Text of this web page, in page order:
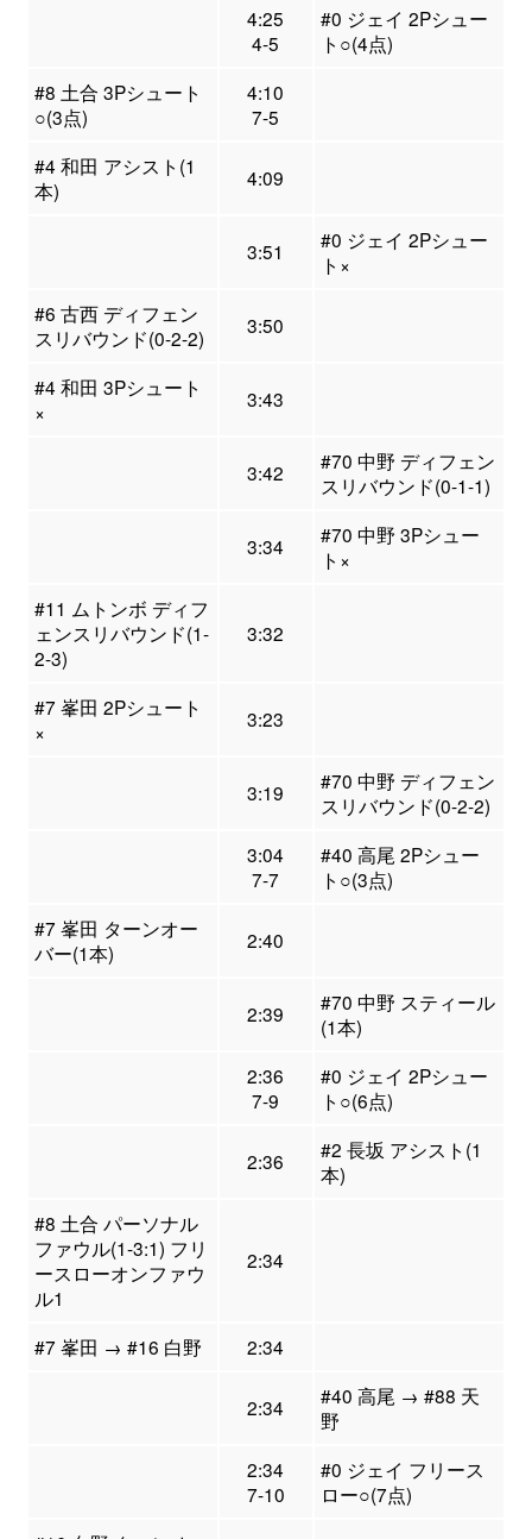
4:25
4-5
#0 ジェイ 2Pシュー
ト○(4点)
#8 土合 3Pシュート
○(3点)
4:10
7-5
#4 和田 アシスト(1
本)
4:09
3:51
#0 ジェイ 2Pシュー
ト×
#6 古西 ディフェン
スリバウンド(0-2-2)
3:50
#4 和田 3Pシュート
×
3:43
3:42
#70 中野 ディフェン
スリバウンド(0-1-1)
3:34
#70 中野 3Pシュー
ト×
#11 ムトンボ ディフ
ェンスリバウンド(1-
2-3)
3:32
#7 峯田 2Pシュート
×
3:23
3:19
#70 中野 ディフェン
スリバウンド(0-2-2)
3:04
7-7
#40 高尾 2Pシュー
ト○(3点)
#7 峯田 ターンオー
バー(1本)
2:40
2:39
#70 中野 スティール
(1本)
2:36
7-9
#0 ジェイ 2Pシュー
ト○(6点)
2:36
#2 長坂 アシスト(1
本)
#8 土合 パーソナル
ファウル(1-3:1) フリ
ースローオンファウ
ル1
2:34
#7 峯田 → #16 白野 2:34
2:34
#40 高尾 → #88 天
野
2:34
7-10
#0 ジェイ フリース
ロー○(7点)